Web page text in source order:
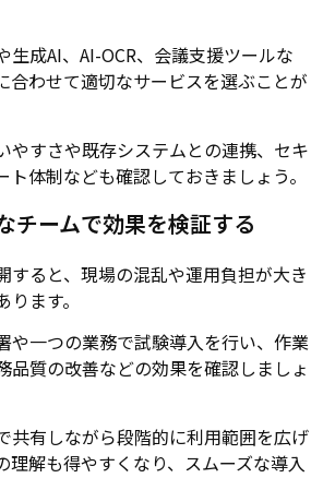
生成AI、AI-OCR、会議支援ツールな
合わせて適切なサービスを選ぶことが
やすさや既存システムとの連携、セキ
ト体制なども確認しておきましょう。
チームで効果を検証する
すると、現場の混乱や運用負担が大き
ます。
や一つの業務で試験導入を行い、作業
品質の改善などの効果を確認しましょ
共有しながら段階的に利用範囲を広げ
理解も得やすくなり、スムーズな導入